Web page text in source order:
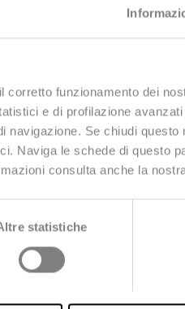
corretto funzionamento dei
e di profilazione
navigazione. Se chiudi questo
Naviga le schede di questo
consulta anche la
statistiche 14